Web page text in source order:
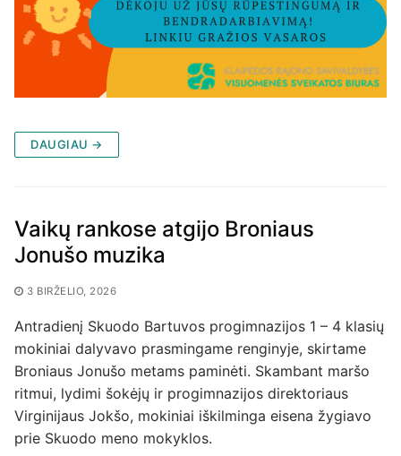
DAUGIAU →
Vaikų rankose atgijo Broniaus
Jonušo muzika
3 BIRŽELIO, 2026
Antradienį Skuodo Bartuvos progimnazijos 1 – 4 klasių
mokiniai dalyvavo prasmingame renginyje, skirtame
Broniaus Jonušo metams paminėti. Skambant maršo
ritmui, lydimi šokėjų ir progimnazijos direktoriaus
Virginijaus Jokšo, mokiniai iškilminga eisena žygiavo
prie Skuodo meno mokyklos.